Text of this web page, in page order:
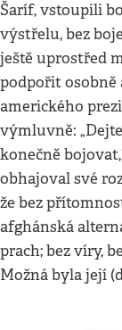
Šaríf, vstoupili
výstřelu, bez
ještě uprostřed
podpořit
amerického
výmluvně:
konečně
obhajoval své
že bez
afghánská
prach; bez víry,
Možná byla její